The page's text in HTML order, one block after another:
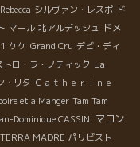
Rebecca シルヴァン・レスポ ド
マール 北アルデッシュ ドメ
ケケ Grand Cru デビ・ディ
トロ・ラ・ノティック La
・リタ Ｃａｔｈｅｒｉｎｅ
et a Manger Tam Tam
Dominique CASSINI マコン
TERRA MADRE パリビスト